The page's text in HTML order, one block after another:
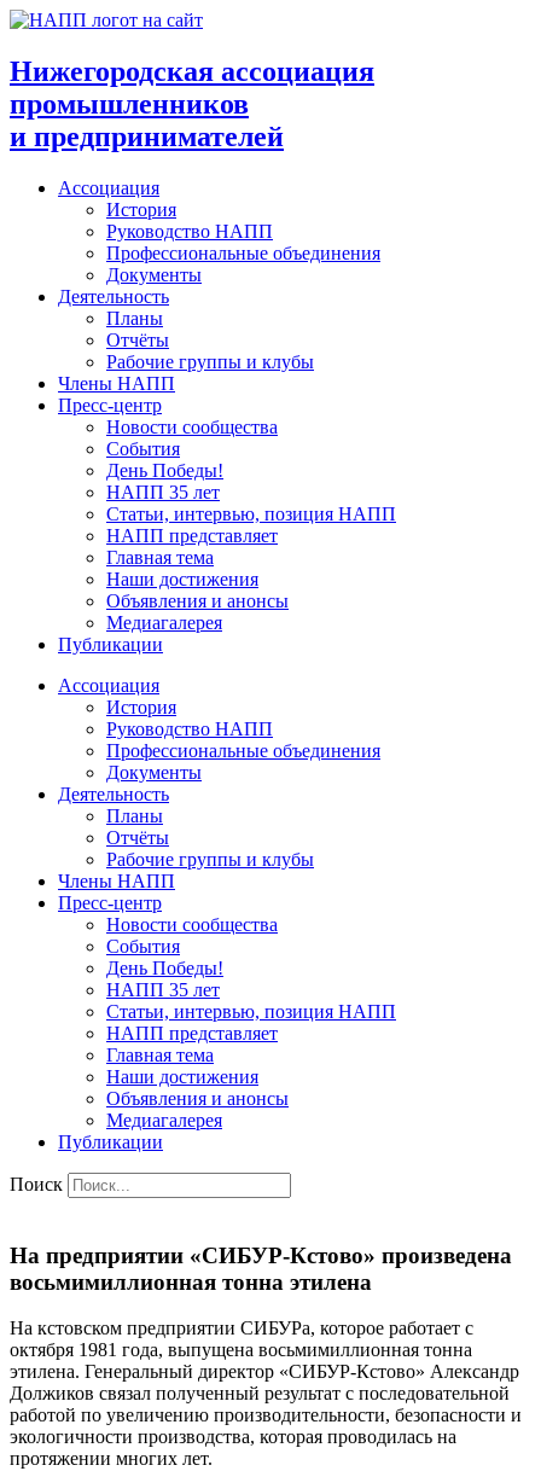
Перейти
содержимому
Нижегородская ассоциация
промышленников
и предпринимателей
Ассоциация
История
Руководство НАПП
Профессиональные объединения
Документы
Деятельность
Планы
Отчёты
Рабочие группы и клубы
Члены НАПП
Пресс-центр
Новости сообщества
События
День Победы!
НАПП 35 лет
Статьи, интервью, позиция НАПП
НАПП представляет
Главная тема
Наши достижения
Объявления и анонсы
Медиагалерея
Публикации
Ассоциация
История
Руководство НАПП
Профессиональные объединения
Документы
Деятельность
Планы
Отчёты
Рабочие группы и клубы
Члены НАПП
Пресс-центр
Новости сообщества
События
День Победы!
НАПП 35 лет
Статьи, интервью, позиция НАПП
НАПП представляет
Главная тема
Наши достижения
Объявления и анонсы
Медиагалерея
Публикации
Поиск
На предприятии «СИБУР-Кстово» произведена
восьмимиллионная тонна этилена
На кстовском предприятии СИБУРа, которое работает с
октября 1981 года, выпущена восьмимиллионная тонна
этилена. Генеральный директор «СИБУР-Кстово» Александр
Должиков связал полученный результат с последовательной
работой по увеличению производительности, безопасности и
экологичности производства, которая проводилась на
протяжении многих лет.